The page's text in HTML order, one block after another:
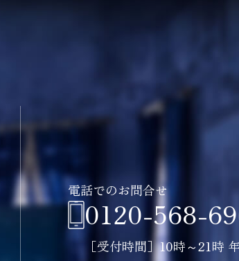
電話でのお問合せ
0120-568-
［受付時間］10時～21時